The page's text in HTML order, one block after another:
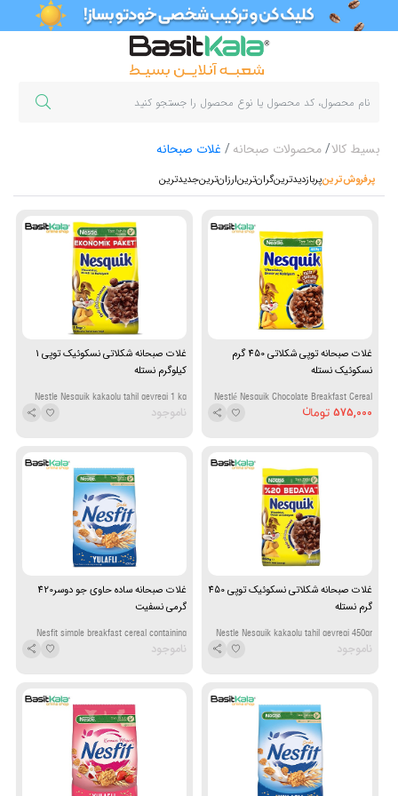
بسیط کالا محصولات صبحانه غلات صبحانه
پرفروش‌ترین‌پربازدیدترینگران‌ترینارزان‌ترینجدیدترین
غلات صبحانه توپی شکلاتی 450 گرم
نسکوئیک نستله
Nestlé Nesquik Chocolate Breakfast Cereal
450g
575,000
غلات صبحانه شکلاتی نسکوئیک توپی 1
کیلوگرم نستله
Nestle Nesquik kakaolu tahil gevregi 1 kg
ناموجود
غلات صبحانه شکلاتی نسکوئیک توپی 450
گرم نستله
Nestle Nesquik kakaolu tahil gevregi 450gr
ناموجود
غلات صبحانه ساده حاوی جو دوسر420
گرمی نسفیت
Nesfit simple breakfast cereal containing
oats 420 gr
ناموجود